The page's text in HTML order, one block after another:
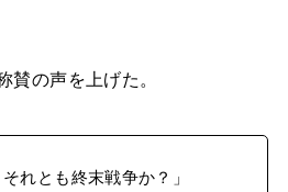
の声を上げた。
れとも終末戦争か？」